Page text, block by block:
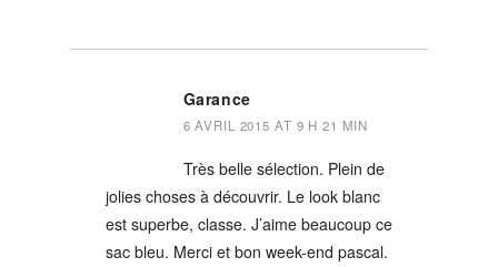
Garance
6 AVRIL 2015 AT 9 H 21 MIN
Très belle sélection. Plein de
jolies choses à découvrir. Le look blanc
est superbe, classe. J’aime beaucoup ce
sac bleu. Merci et bon week-end pascal.